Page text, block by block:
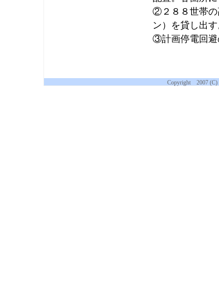
②２８８世帯の
ン）を貸し出
③計画停電回避
Copyright 2007